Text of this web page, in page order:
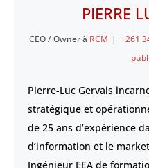
PIERRE
CEO / Ownerà RCM | +261
Pierre-Luc Gervais
stratégique et
de 25 ans d’expérience
d’information et le
Ingénieur EEA de